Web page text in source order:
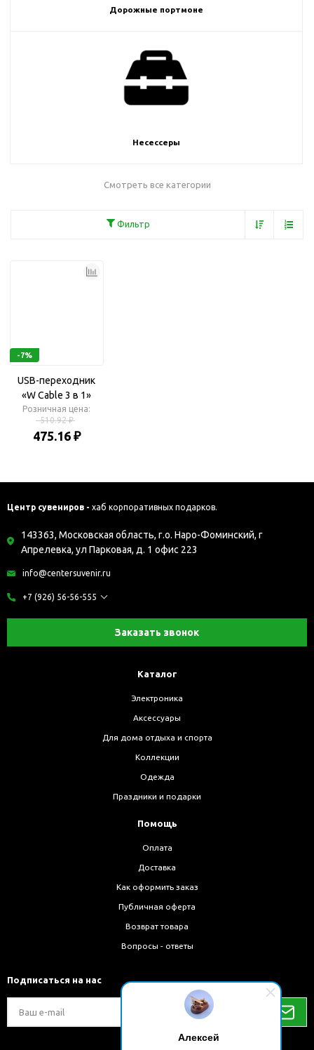
Алексей
Дорожные портмоне
Несессеры
Смотреть все категории
Фильтр
-7%
USB-переходник
«W Cable 3 в 1»
Розничная цена:
510.92 ₽
475.16 ₽
Центр сувениров - хаб корпоративных подарков.
143363, Московская область, г.о. Наро-Фоминский, г
Апрелевка, ул Парковая, д. 1 офис 223
info@centersuvenir.ru
+7 (926) 56-56-555
Заказать звонок
Каталог
Электроника
Аксессуары
Для дома отдыха и спорта
Коллекции
Одежда
Праздники и подарки
Помощь
Оплата
Доставка
Как оформить заказ
Публичная оферта
Возврат товара
Вопросы - ответы
Подписаться на нас